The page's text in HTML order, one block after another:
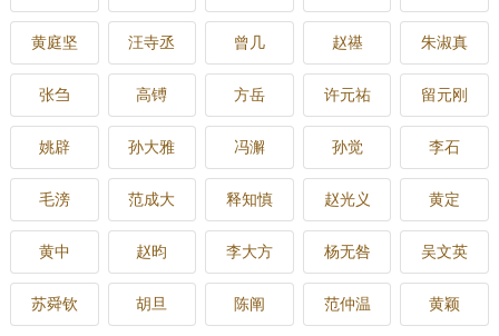
黄庭坚 汪寺丞 曾几 赵禥 朱淑真
张刍 高镈 方岳 许元祐 留元刚
姚辟 孙大雅 冯澥 孙觉 李石
毛滂 范成大 释知慎 赵光义 黄定
黄中 赵昀 李大方 杨无咎 吴文英
苏舜钦 胡旦 陈阐 范仲温 黄颖